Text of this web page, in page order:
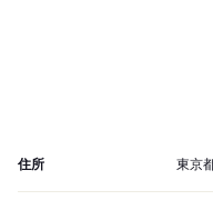
住所 東京